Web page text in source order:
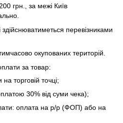
грн., за межі Київ
здійснюватиметься перевізниками
окупованих територій.
за товар:
торговій точці;
30% від суми чека);
оплата на р/р (ФОП) або на